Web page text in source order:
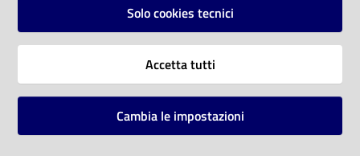
Vai alla pagina
Mappa del sito
Solo cookies tecnici
Accetta tutti
Cambia le impostazioni